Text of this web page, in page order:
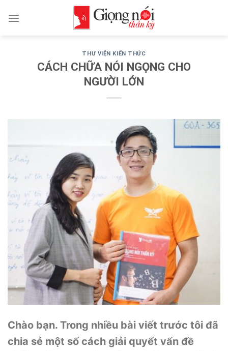
THƯ VIỆN KIẾN THỨC
CÁCH CHỮA NÓI NGỌNG CHO
NGƯỜI LỚN
Chào bạn. Trong nhiều bài viết trước tôi đã
chia sẻ một số cách giải quyết vấn đề